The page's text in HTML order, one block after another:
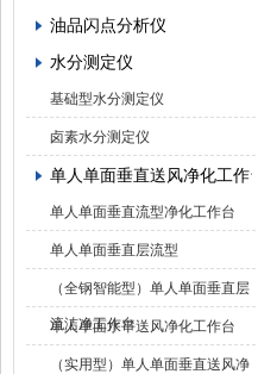
油品闪点分析仪
水分测定仪
基础型水分测定仪
卤素水分测定仪
单人单面垂直送风净化工作台
单人单面垂直流型净化工作台
单人单面垂直层流型
（全钢智能型）单人单面垂直层
流洁净工作台
单人单面水平送风净化工作台
（实用型）单人单面垂直送风净